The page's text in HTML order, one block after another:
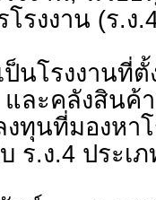
รงงาน (ร.ง
โรงงานที่
ละคลังสินค้
ทุนที่มองหาโ
ร.ง.4 ประเ